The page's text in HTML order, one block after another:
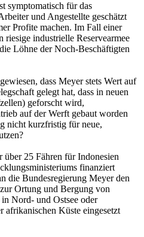
symptomatisch für das
und Angestellte geschätzt
Profite machen. Im Fall einer
industrielle Reservearmee
Löhne der Noch-Beschäftigten
dass Meyer stets Wert auf
gelegt hat, dass in neuen
geforscht wird,
auf der Werft gebaut worden
nicht kurzfristig für neue,
über 25 Fähren für Indonesien
finanziert
die Bundesregierung Meyer den
Ortung und Bergung von
Nord- und Ostsee oder
afrikanischen Küste eingesetzt